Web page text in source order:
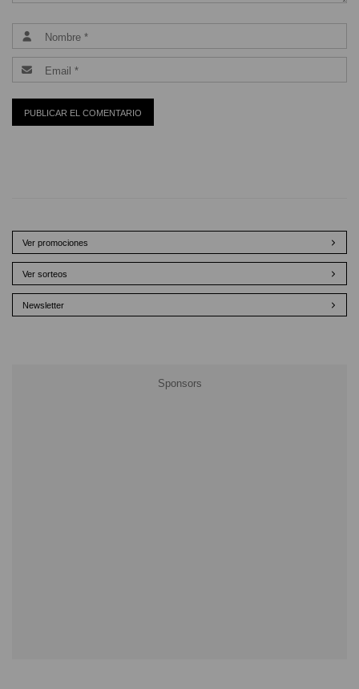
Ver promociones
Ver sorteos
Newsletter